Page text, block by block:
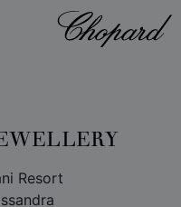
Chopard
Resort